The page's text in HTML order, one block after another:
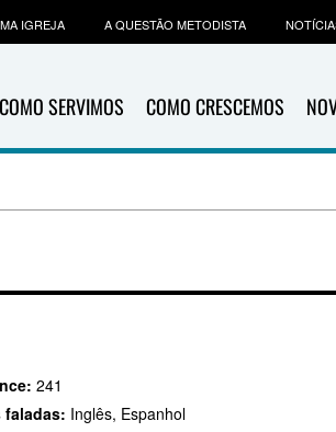
COMO SERVIMOS COMO CRESCEMOS
IGREJA A QUESTÃO METODISTA
241
faladas: Inglês, Espanhol